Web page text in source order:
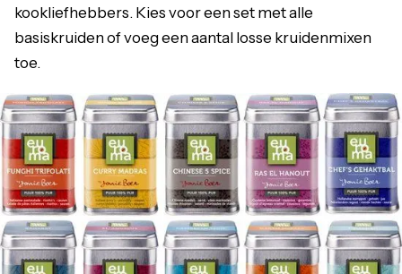
kookliefhebbers. Kies voor een set met alle
basiskruiden of voeg een aantal losse kruidenmixen
toe.